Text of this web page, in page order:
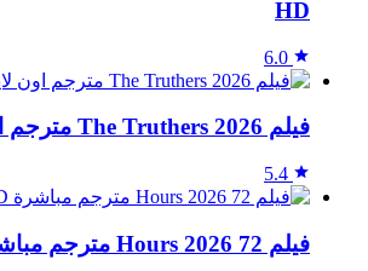
HD
6.0
فيلم The Truthers 2026 مترجم اون لاين
5.4
فيلم 72 Hours 2026 مترجم مباشرة HD